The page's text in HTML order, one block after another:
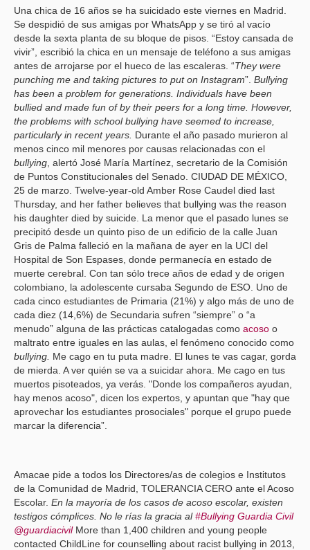
Una chica de 16 años se ha suicidado este viernes en Madrid.
Se despidió de sus amigas por WhatsApp y se tiró al vacío
desde la sexta planta de su bloque de pisos. “Estoy cansada de
vivir”, escribió la chica en un mensaje de teléfono a sus amigas
antes de arrojarse por el hueco de las escaleras. “They were
punching me and taking pictures to put on Instagram”. Bullying
has been a problem for generations. Individuals have been
bullied and made fun of by their peers for a long time. However,
the problems with school bullying have seemed to increase,
particularly in recent years. Durante el año pasado murieron al
menos cinco mil menores por causas relacionadas con el
bullying , alertó José María Martínez, secretario de la Comisión
de Puntos Constitucionales del Senado. CIUDAD DE MÉXICO,
25 de marzo. Twelve-year-old Amber Rose Caudel died last
Thursday, and her father believes that bullying was the reason
his daughter died by suicide. La menor que el pasado lunes se
precipitó desde un quinto piso de un edificio de la calle Juan
Gris de Palma falleció en la mañana de ayer en la UCI del
Hospital de Son Espases, donde permanecía en estado de
muerte cerebral. Con tan sólo trece años de edad y de origen
colombiano, la adolescente cursaba Segundo de ESO. Uno de
cada cinco estudiantes de Primaria (21%) y algo más de uno de
cada diez (14,6%) de Secundaria sufren “siempre” o “a
menudo” alguna de las prácticas catalogadas como acoso o
maltrato entre iguales en las aulas, el fenómeno conocido como
bullying. Me cago en tu puta madre. El lunes te vas cagar, gorda
de mierda. A ver quién se va a suicidar ahora. Me cago en tus
muertos pisoteados, ya verás. "Donde los compañeros ayudan,
hay menos acoso", dicen los expertos, y apuntan que "hay que
aprovechar los estudiantes prosociales" porque el grupo puede
marcar la diferencia”.
Amacae pide a todos los Directores/as de colegios e Institutos
de la Comunidad de Madrid, TOLERANCIA CERO ante el Acoso
Escolar. En la mayoría de los casos de acoso escolar, existen
testigos cómplices. No le rías la gracia al‪#Bullying Guardia Civil
‏‪@guardiacivil‬ More than 1,400 children and young people
contacted ChildLine for counselling about racist bullying in 2013,